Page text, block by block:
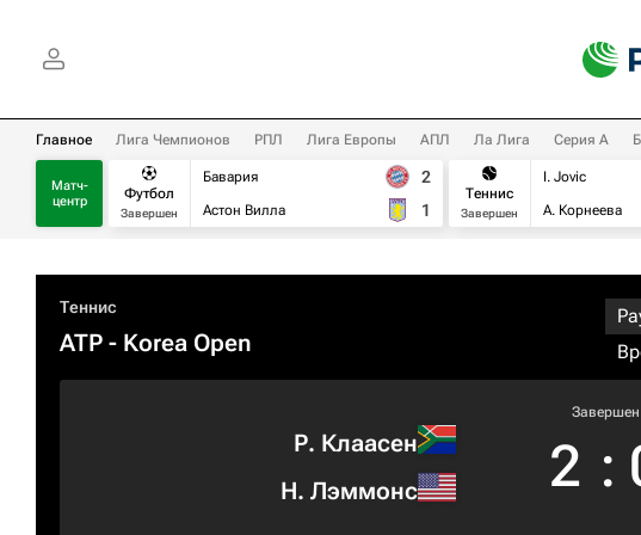
Главное Лига Чемпионов РПЛ Лига Европы АПЛ Ла Лига Серия А
Матч-
центр
Футбол
Завершен
Бавария
Астон Вилла
2
1
Теннис
Завершен
I. Jovic
А. Корнеева
Теннис
ATP - Korea Open
Р. Клаасен
Н. Лэммонс
Завершен
2 :